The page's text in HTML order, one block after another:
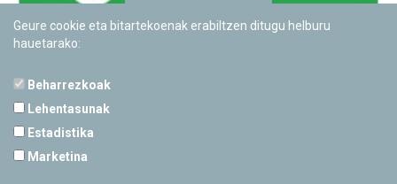
Geure cookie eta bitartekoenak erabiltzen ditugu helburu
hauetarako:
Beharrezkoak
Lehentasunak
Estadistika
Marketina